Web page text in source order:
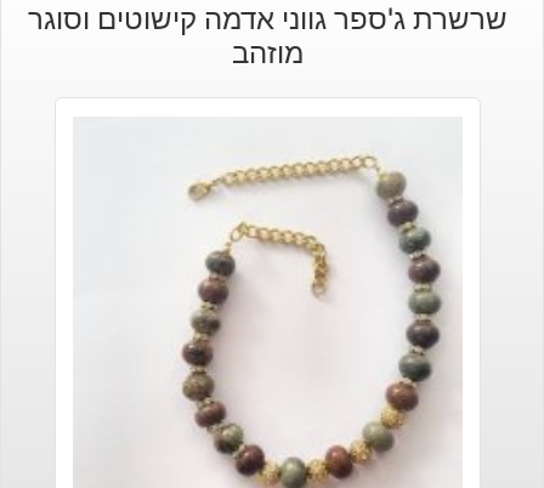
שרשרת ג'ספר גווני אדמה קישוטים וסוגר
מוזהב